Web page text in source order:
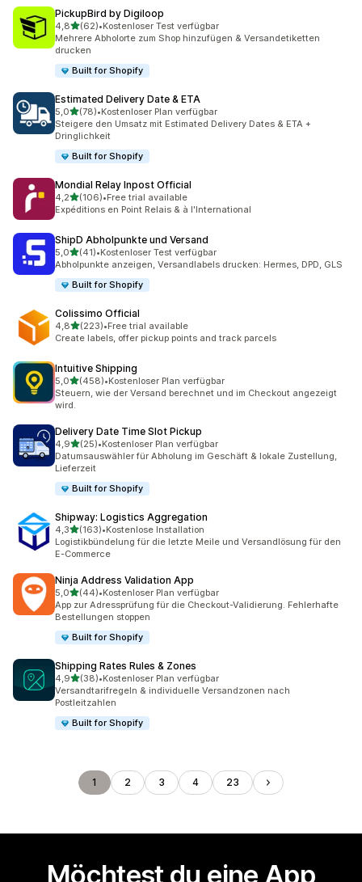
PickupBird by Digiloop
4,8von 5 Sternen
(62)
62 Rezensionen insgesamt
•Kostenloser Test verfügbar
Mehrere Abholorte zum Shop hinzufügen & Versandetiketten
drucken
Built for Shopify
Estimated Delivery Date & ETA
5,0von 5 Sternen
(78)
78 Rezensionen insgesamt
•Kostenloser Plan verfügbar
Steigere den Umsatz mit Estimated Delivery Dates & ETA +
Dringlichkeit
Built for Shopify
Mondial Relay Inpost Official
4,2von 5 Sternen
(106)
106 Rezensionen insgesamt
•Free trial available
Expéditions en Point Relais & à l'International
ShipD Abholpunkte und Versand
5,0von 5 Sternen
(41)
41 Rezensionen insgesamt
•Kostenloser Test verfügbar
Abholpunkte anzeigen, Versandlabels drucken: Hermes, DPD, GLS
Built for Shopify
Colissimo Official
4,8von 5 Sternen
(223)
223 Rezensionen insgesamt
•Free trial available
Create labels, offer pickup points and track parcels
Intuitive Shipping
5,0von 5 Sternen
(458)
458 Rezensionen insgesamt
•Kostenloser Plan verfügbar
Steuern, wie der Versand berechnet und im Checkout angezeigt
wird.
Delivery Date Time Slot Pickup
4,9von 5 Sternen
(25)
25 Rezensionen insgesamt
•Kostenloser Plan verfügbar
Datumsauswähler für Abholung im Geschäft & lokale Zustellung,
Lieferzeit
Built for Shopify
Shipway: Logistics Aggregation
4,3von 5 Sternen
(163)
163 Rezensionen insgesamt
•Kostenlose Installation
Logistikbündelung für die letzte Meile und Versandlösung für den
E-Commerce
Ninja Address Validation App
5,0von 5 Sternen
(44)
44 Rezensionen insgesamt
•Kostenloser Plan verfügbar
App zur Adressprüfung für die Checkout-Validierung. Fehlerhafte
Bestellungen stoppen
Built for Shopify
Shipping Rates Rules & Zones
4,9von 5 Sternen
(38)
38 Rezensionen insgesamt
•Kostenloser Plan verfügbar
Versandtarifregeln & individuelle Versandzonen nach
Postleitzahlen
Built for Shopify
1 2 3 4 23
Möchtest du eine App